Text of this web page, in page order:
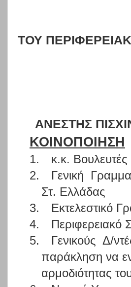
ΤΟΥ
ΑΝΕΣΤΗΣ
ΚΟΙΝΟΠΟΙΗΣΗ
1.
κ.κ.
2.
Γενική
Στ. Ελλάδας
3.
Εκτελεστικό
4.
Περιφερειακό
5.
Γενικούς Δ/
παράκληση να
αρμοδιότητας